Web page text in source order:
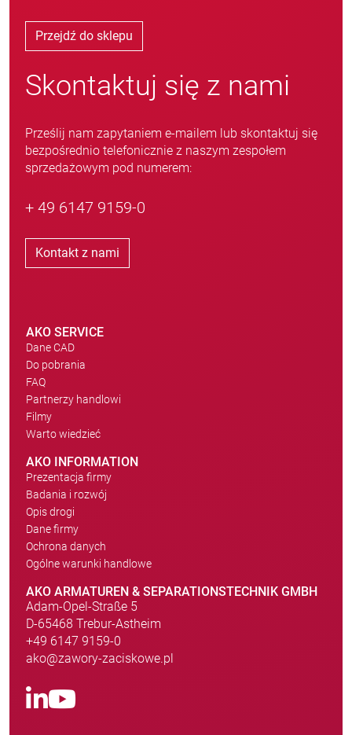
Przejdź do sklepu
Skontaktuj się z nami
Prześlij nam zapytaniem e-mailem lub skontaktuj się
bezpośrednio telefonicznie z naszym zespołem
sprzedażowym pod numerem:
+ 49 6147 9159-0
Kontakt z nami
AKO SERVICE
Dane CAD
Do pobrania
FAQ
Partnerzy handlowi
Filmy
Warto wiedzieć
AKO INFORMATION
Prezentacja firmy
Badania i rozwój
Opis drogi
Dane firmy
Ochrona danych
Ogólne warunki handlowe
AKO ARMATUREN & SEPARATIONSTECHNIK GMBH
Adam-Opel-Straße 5
D-65468 Trebur-Astheim
+49 6147 9159-0
ako@zawory-zaciskowe.pl